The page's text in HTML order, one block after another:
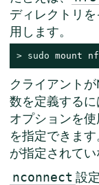
ディレクトリ
用します。
> sudo mount
クライアント
数を定義するに
オプションを
を指定できま
が指定されてい
nconnect 設